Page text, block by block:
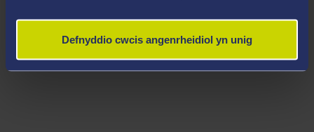
Defnyddio cwcis angenrheidiol yn unig
Mae’r Athro Siwan Davies, Dirprwy Is-ganghellor yn
gyfrifol am Ymchwil ac Arloesi.